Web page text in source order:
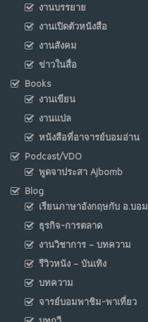
งานบรรยาย
งานเปิดตัวหนังสือ
งานสังคม
ข่าวในสื่อ
Books
งานเขียน
งานแปล
หนังสือที่อาจารย์บอมอ่าน
Podcast/VDO
พูดจาประสา Ajbomb
Blog
เรียนภาษาอังกฤษกับ อ.บอม
ธุรกิจ-การตลาด
งานวิชาการ – บทความ
รีวิวหนัง – บันเทิง
บทความ
จารย์บอมพาชิม-พาเที่ยว